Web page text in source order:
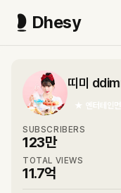
Dhesy
띠미
★ 엔터테인
SUBSCRIBERS
123만
TOTAL VIEWS
11.7억